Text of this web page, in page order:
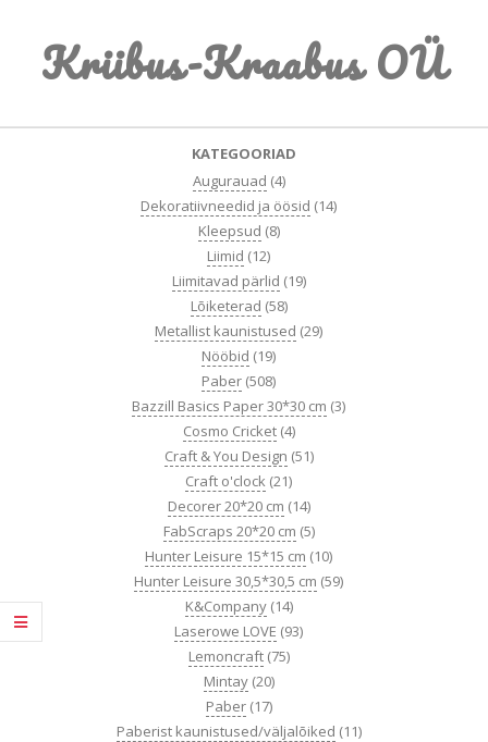
contentKriibus-Kraabus OÜ
KATEGOORIAD
Augurauad (4)
Dekoratiivneedid ja öösid (14)
Kleepsud (8)
Liimid (12)
Liimitavad pärlid (19)
Lõiketerad (58)
Metallist kaunistused (29)
Nööbid (19)
Paber (508)
Bazzill Basics Paper 30*30 cm (3)
Cosmo Cricket (4)
Craft & You Design (51)
Craft o'clock (21)
Decorer 20*20 cm (14)
FabScraps 20*20 cm (5)
Hunter Leisure 15*15 cm (10)
Hunter Leisure 30,5*30,5 cm (59)
K&Company (14)
Laserowe LOVE (93)
Lemoncraft (75)
Mintay (20)
Paber (17)
Paberist kaunistused/väljalõiked (11)